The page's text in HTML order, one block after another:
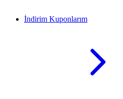
İndirim Kuponlarım